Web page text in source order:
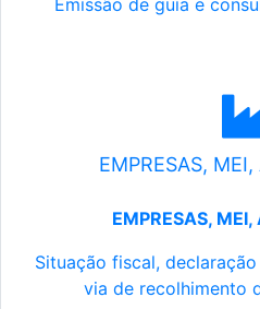
Emissão de guia e
EMPRESAS,
EMPRESAS,
Situação fiscal,
via de recolhimento